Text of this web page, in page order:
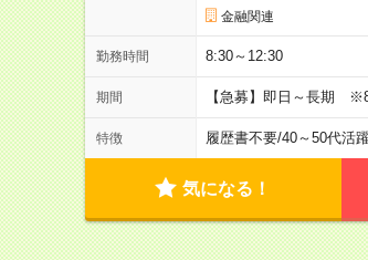
金融関連
勤務時間 8:30～12:30
期間 【急募】即日～長期
特徴 履歴書不要/40～50代活
気になる！